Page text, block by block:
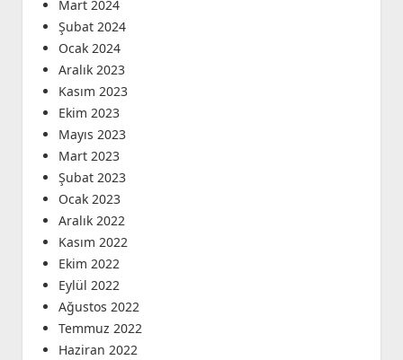
Mart 2024
Şubat 2024
Ocak 2024
Aralık 2023
Kasım 2023
Ekim 2023
Mayıs 2023
Mart 2023
Şubat 2023
Ocak 2023
Aralık 2022
Kasım 2022
Ekim 2022
Eylül 2022
Ağustos 2022
Temmuz 2022
Haziran 2022